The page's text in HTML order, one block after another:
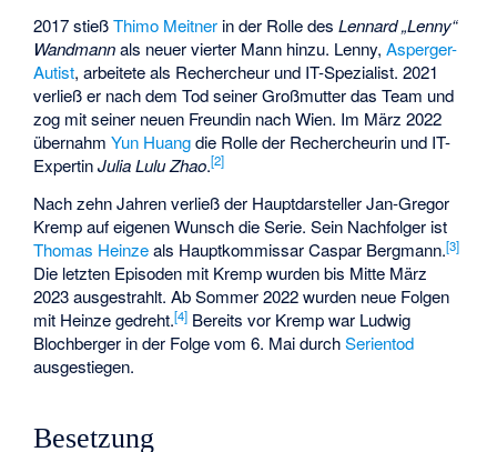
2017 stießThimo Meitner in der Rolle desLennard „Lenny“
Wandmannals neuer vierter Mann hinzu. Lenny,Asperger-
Autist, arbeitete als Rechercheur und IT-Spezialist. 2021
verließ er nach dem Tod seiner Großmutter das Team und
zog mit seiner neuen Freundin nach Wien. Im März 2022
übernahmYun Huangdie Rolle der Rechercheurin und IT-
ExpertinJulia Lulu Zhao.[2]
Nach zehn Jahren verließ der Hauptdarsteller Jan-Gregor
Kremp auf eigenen Wunsch die Serie. Sein Nachfolger ist
Thomas Heinzeals Hauptkommissar Caspar Bergmann.[3]
Die letzten Episoden mit Kremp wurden bis Mitte März
2023 ausgestrahlt. Ab Sommer 2022 wurden neue Folgen
mit Heinze gedreht.[4] Bereits vor Kremp war Ludwig
Blochberger in der Folge vom 6. Mai durchSerientod
ausgestiegen.
Besetzung